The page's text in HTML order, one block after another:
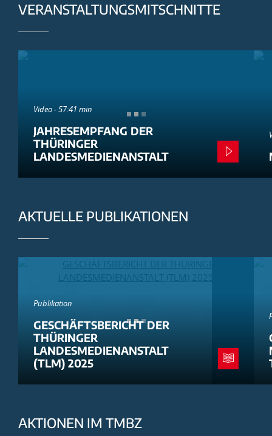
VERANSTALTUNGSMITSCHNITTE
Video - 57:41 min
JAHRESEMPFANG DER
THÜRINGER
LANDESMEDIENANSTALT
AKTUELLE PUBLIKATIONEN
Publikation
GESCHÄFTSBERICHT DER
THÜRINGER
LANDESMEDIENANSTALT
(TLM) 2025
AKTIONEN IM TMBZ